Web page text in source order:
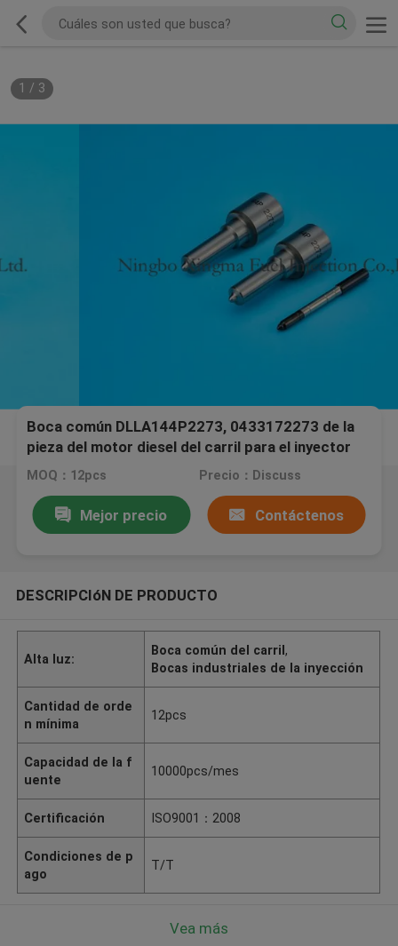
1 / 3
Boca común DLLA144P2273, 0433172273 de la
pieza del motor diesel del carril para el inyector
de combustible 0445120304 Cummins
MOQ：12pcs Precio：Discuss
Mejor precio Contáctenos
DESCRIPCIóN DE PRODUCTO
Alta luz:
Boca común del carril,
Bocas industriales de la inyección
Cantidad de orde
n mínima
12pcs
Capacidad de la f
uente
10000pcs/mes
Certificación ISO9001：2008
Condiciones de p
ago
T/T
Vea más